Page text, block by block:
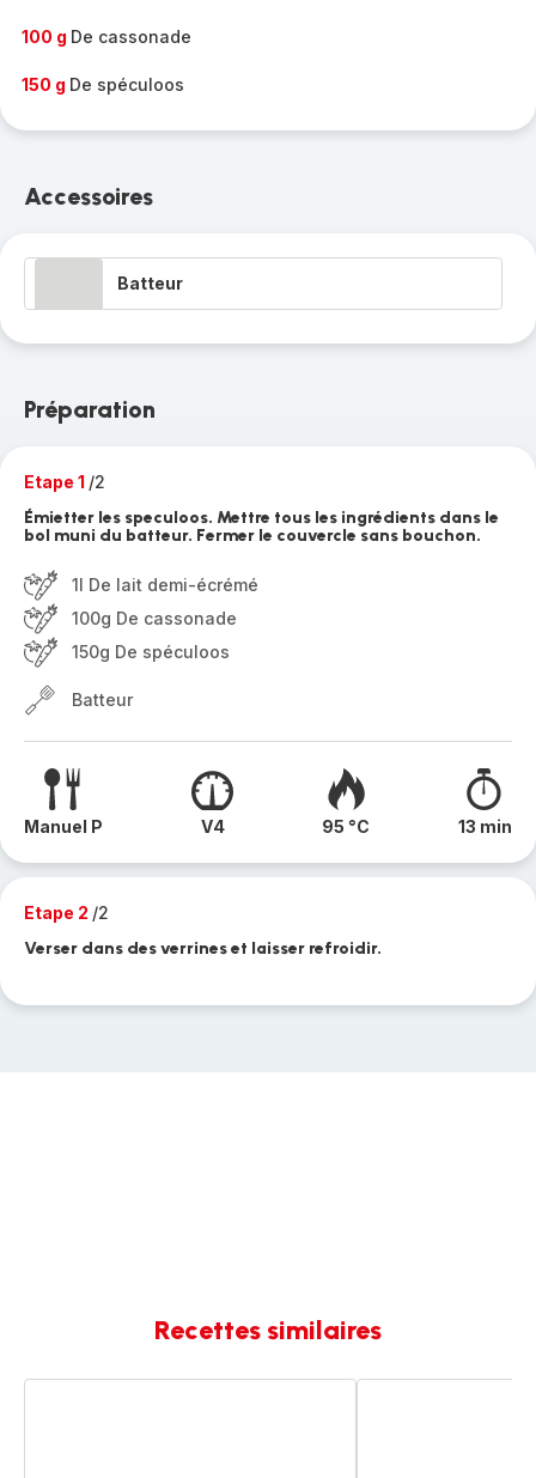
100 g De cassonade
150 g De spéculoos
Accessoires
Batteur
Préparation
Etape 1 /2
Émietter les speculoos. Mettre tous les ingrédients dans le
bol muni du batteur. Fermer le couvercle sans bouchon.
1l De lait demi-écrémé
100g De cassonade
150g De spéculoos
Batteur
Manuel P V4 95 °C 13 min
Etape 2 /2
Verser dans des verrines et laisser refroidir.
Recettes similaires